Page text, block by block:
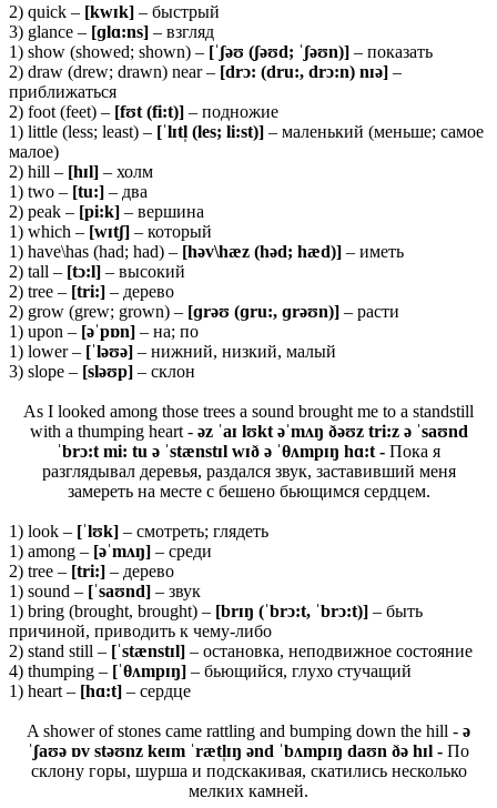
2) quick – [kwɪk] – быстрый
3) glance – [ɡlɑ:ns] – взгляд
1) show (showed; shown) – [ˈʃəʊ (ʃəʊd; ˈʃəʊn)] – показать
2) draw (drew; drawn) near – [drɔ: (dru:, drɔ:n) nɪə] –
приближаться
2) foot (feet) – [fʊt (fi:t)] – подножие
1) little (less; least) – [ˈlɪtl̩ (les; li:st)] – маленький (меньше; самое
малое)
2) hill – [hɪl] – холм
1) two – [tu:] – два
2) peak – [pi:k] – вершина
1) which – [wɪtʃ] – который
1) have\has (had; had) – [həv\hæz (həd; hæd)] – иметь
2) tall – [tɔ:l] – высокий
2) tree – [tri:] – дерево
2) grow (grew; grown) – [ɡrəʊ (ɡru:, ɡrəʊn)] – расти
1) upon – [əˈpɒn] – на; по
1) lower – [ˈləʊə] – нижний, низкий, малый
3) slope – [sləʊp] – склон
As I looked among those trees a sound brought me to a standstill
with a thumping heart - əz ˈaɪ lʊkt əˈmʌŋ ðəʊz tri:z ə ˈsaʊnd
ˈbrɔ:t mi: tu ə ˈstænstɪl wɪð ə ˈθʌmpɪŋ hɑ:t - Пока я
разглядывал деревья, раздался звук, заставивший меня
замереть на месте с бешено бьющимся сердцем.
1) look – [ˈlʊk] – смотреть; глядеть
1) among – [əˈmʌŋ] – среди
2) tree – [tri:] – дерево
1) sound – [ˈsaʊnd] – звук
1) bring (brought, brought) – [brɪŋ (ˈbrɔ:t, ˈbrɔ:t)] – быть
причиной, приводить к чему-либо
2) stand still – [ˈstænstɪl] – остановка, неподвижное состояние
4) thumping – [ˈθʌmpɪŋ] – бьющийся, глухо стучащий
1) heart – [hɑ:t] – сердце
A shower of stones came rattling and bumping down the hill - ə
ˈʃaʊə ɒv stəʊnz keɪm ˈrætl̩ɪŋ ənd ˈbʌmpɪŋ daʊn ðə hɪl - По
склону горы, шурша и подскакивая, скатились несколько
мелких камней.